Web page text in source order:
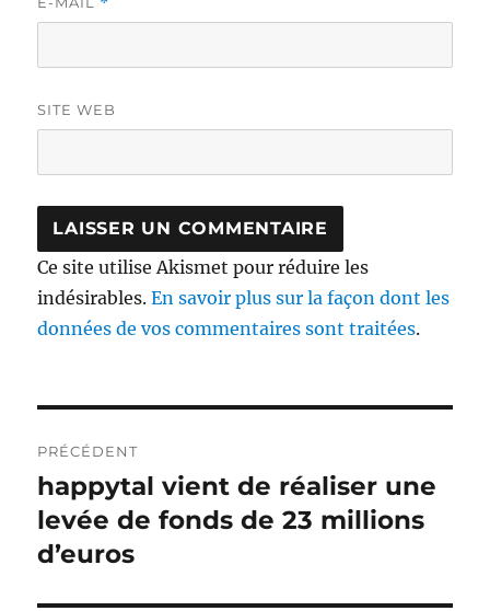
SITE WEB
Ce site utilise Akismet pour réduire les
indésirables.En savoir plus sur la façon dont les
données de vos commentaires sont traitées.
de
l’article
PRÉCÉDENT
Publication
précédente :
happytal vient de réaliser une
levée de fonds de 23 millions
d’euros